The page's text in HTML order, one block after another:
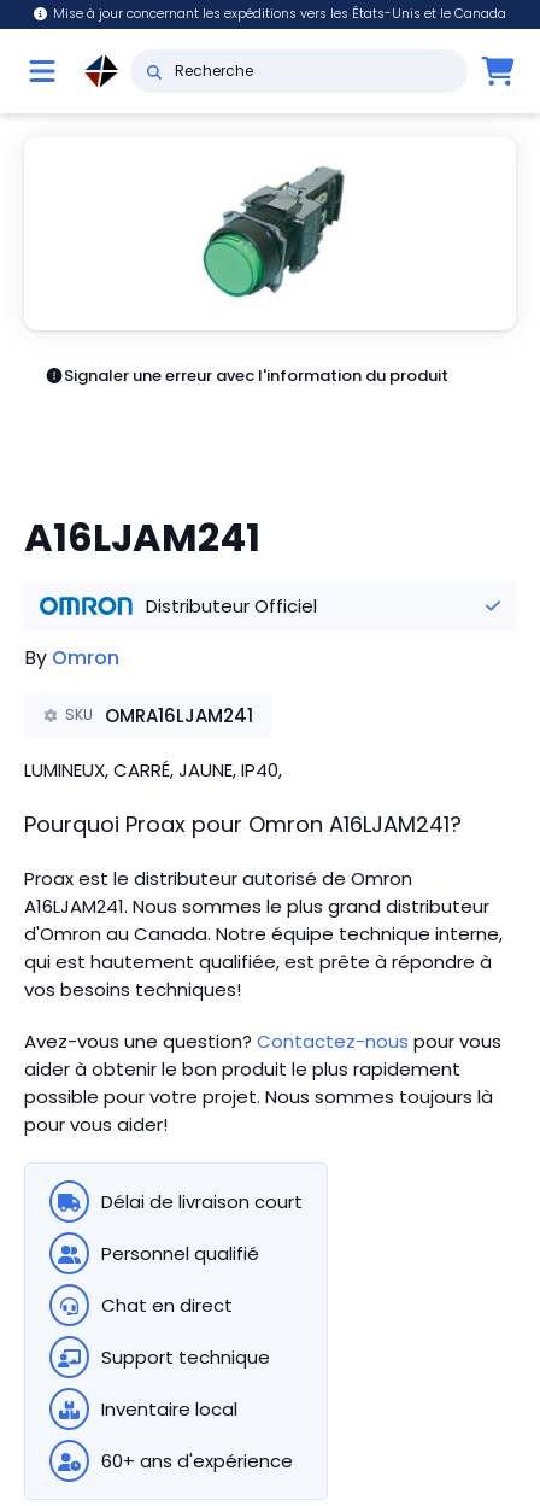
Mise à jour concernant les expéditions vers les États-Unis et le Canada
Signaler une erreur avec l'information du produit
A16LJAM241
Distributeur Officiel
By Omron
SKU OMRA16LJAM241
LUMINEUX, CARRÉ, JAUNE, IP40,
Pourquoi Proax pour Omron A16LJAM241?
Proax est le distributeur autorisé de Omron
A16LJAM241. Nous sommes le plus grand distributeur
d'Omron au Canada. Notre équipe technique interne,
qui est hautement qualifiée, est prête à répondre à
vos besoins techniques!
Avez-vous une question? Contactez-nous pour vous
aider à obtenir le bon produit le plus rapidement
possible pour votre projet. Nous sommes toujours là
pour vous aider!
Délai de livraison court
Personnel qualifié
Chat en direct
Support technique
Inventaire local
60+ ans d'expérience